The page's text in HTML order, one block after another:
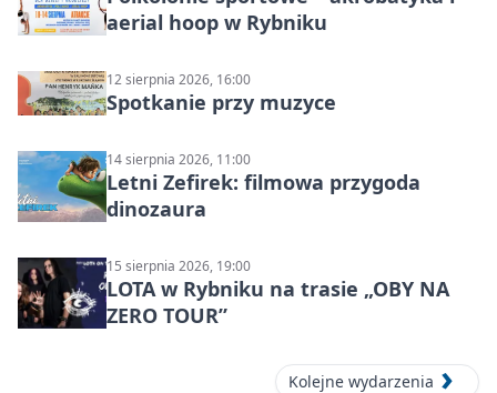
aerial hoop w Rybniku
12 sierpnia 2026, 16:00
Spotkanie przy muzyce
14 sierpnia 2026, 11:00
Letni Zefirek: filmowa przygoda
dinozaura
15 sierpnia 2026, 19:00
LOTA w Rybniku na trasie „OBY NA
ZERO TOUR”
Kolejne wydarzenia